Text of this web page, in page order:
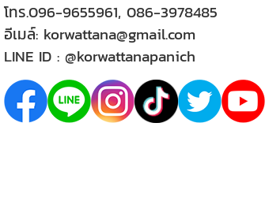
โทร.096-9655961, 086-3978485
อีเมล์: korwattana@gmail.com
LINE ID : @korwattanapanich